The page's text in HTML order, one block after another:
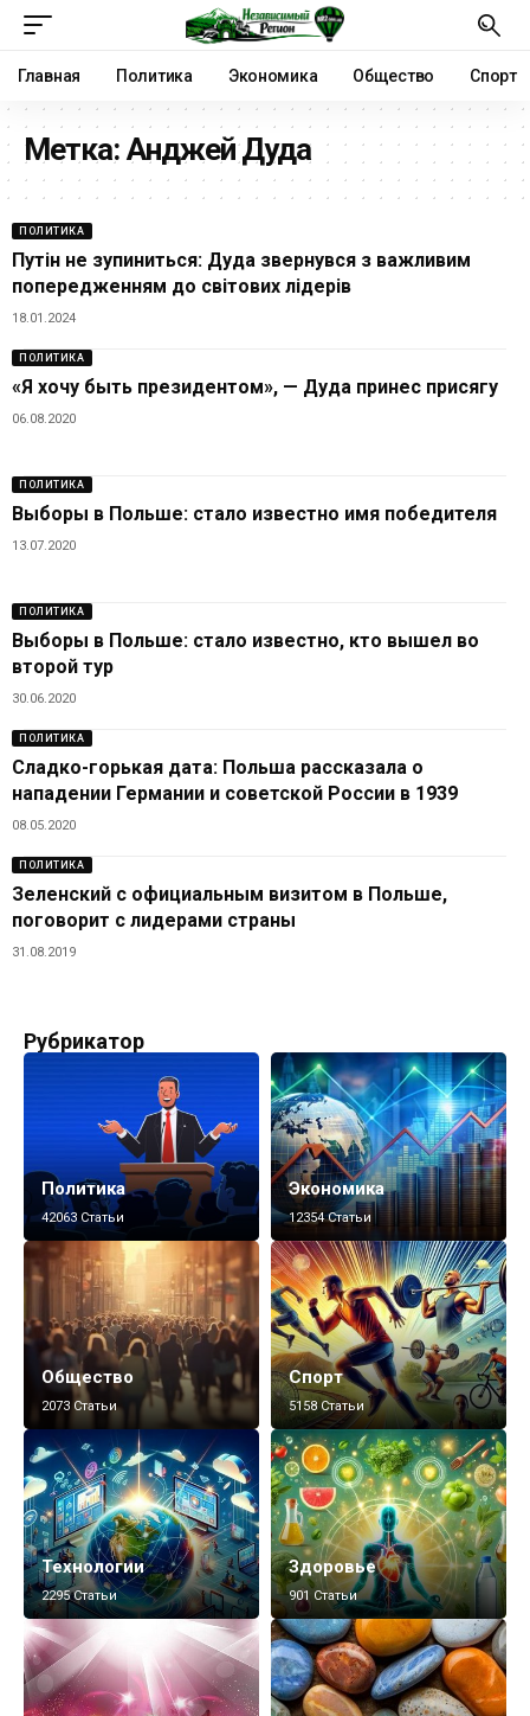
Главная Политика Экономика Общество Спорт
Метка: Анджей Дуда
ПОЛИТИКА
Путін не зупиниться: Дуда звернувся з важливим
попередженням до світових лідерів
18.01.2024
ПОЛИТИКА
«Я хочу быть президентом», — Дуда принес присягу
06.08.2020
ПОЛИТИКА
Выборы в Польше: стало известно имя победителя
13.07.2020
ПОЛИТИКА
Выборы в Польше: стало известно, кто вышел во
второй тур
30.06.2020
ПОЛИТИКА
Сладко-горькая дата: Польша рассказала о
нападении Германии и советской России в 1939
08.05.2020
ПОЛИТИКА
Зеленский с официальным визитом в Польше,
поговорит с лидерами страны
31.08.2019
Рубрикатор
Политика
42063 Статьи
Экономика
12354 Статьи
Общество
2073 Статьи
Спорт
5158 Статьи
Технологии
2295 Статьи
Здоровье
901 Статьи